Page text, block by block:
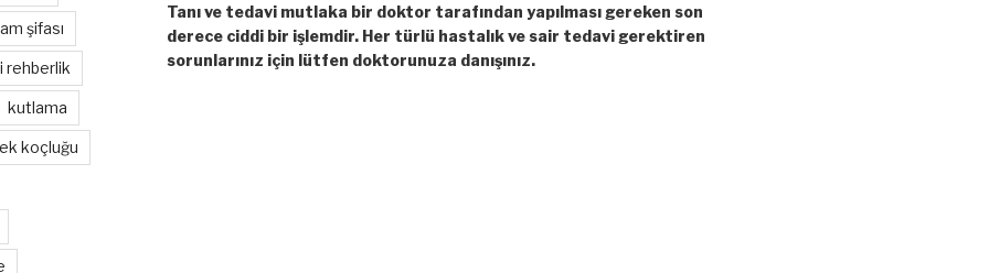
şifası
rehberlik
kutlama
koçluğu
Tanı ve tedavi mutlaka bir doktor tarafından yapılması gereken son
derece ciddi bir işlemdir. Her türlü hastalık ve sair tedavi gerektiren
sorunlarınız için lütfen doktorunuza danışınız.